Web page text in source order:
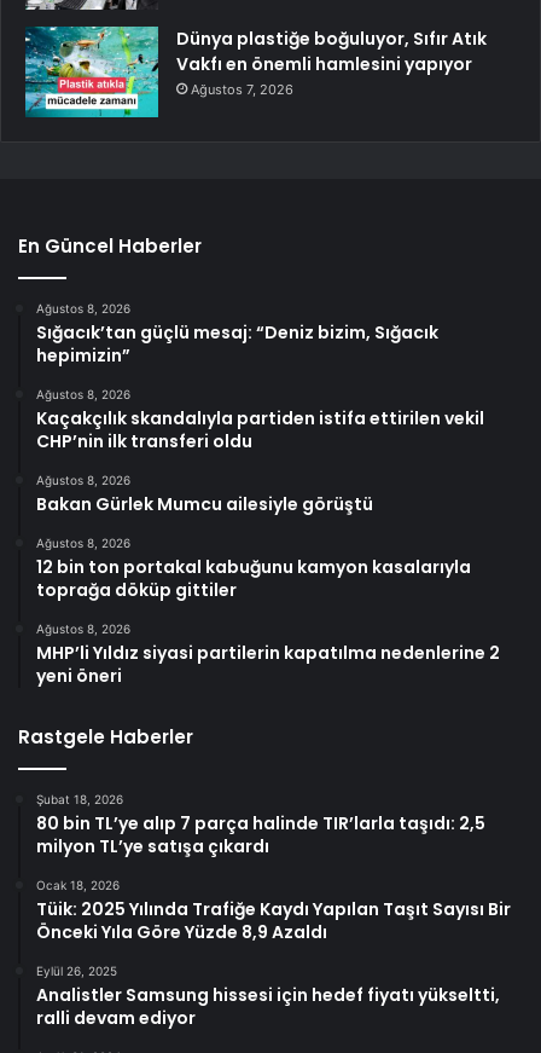
Dünya plastiğe boğuluyor, Sıfır Atık
Vakfı en önemli hamlesini yapıyor
Ağustos 7, 2026
En Güncel Haberler
Ağustos 8, 2026
Sığacık’tan güçlü mesaj: “Deniz bizim, Sığacık
hepimizin”
Ağustos 8, 2026
Kaçakçılık skandalıyla partiden istifa ettirilen vekil
CHP’nin ilk transferi oldu
Ağustos 8, 2026
Bakan Gürlek Mumcu ailesiyle görüştü
Ağustos 8, 2026
12 bin ton portakal kabuğunu kamyon kasalarıyla
toprağa döküp gittiler
Ağustos 8, 2026
MHP’li Yıldız siyasi partilerin kapatılma nedenlerine 2
yeni öneri
Rastgele Haberler
Şubat 18, 2026
80 bin TL’ye alıp 7 parça halinde TIR’larla taşıdı: 2,5
milyon TL’ye satışa çıkardı
Ocak 18, 2026
Tüik: 2025 Yılında Trafiğe Kaydı Yapılan Taşıt Sayısı Bir
Önceki Yıla Göre Yüzde 8,9 Azaldı
Eylül 26, 2025
Analistler Samsung hissesi için hedef fiyatı yükseltti,
ralli devam ediyor